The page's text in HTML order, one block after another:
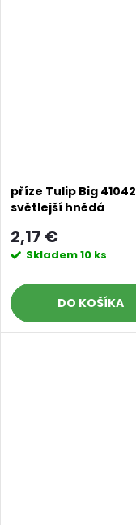
příze Tulip Big 41042
světlejší hnědá
2,17 €
Skladem10 ks
DO KOŠÍKA